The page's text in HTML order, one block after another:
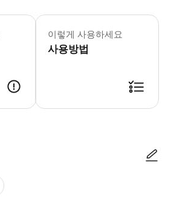
이렇게 사용하세요
사용방법